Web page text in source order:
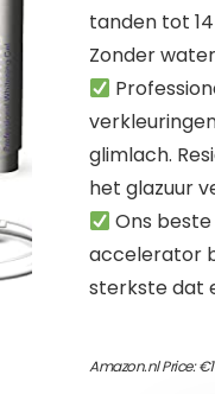
tanden tot
Zonder
glimlach.
het glazuur
Ons
accelerator
sterkste dat
Amazon.nl Price:€